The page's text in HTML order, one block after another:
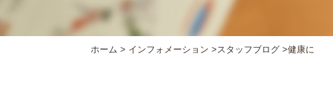
ホーム > インフォメーション >スタッフブログ >健康に